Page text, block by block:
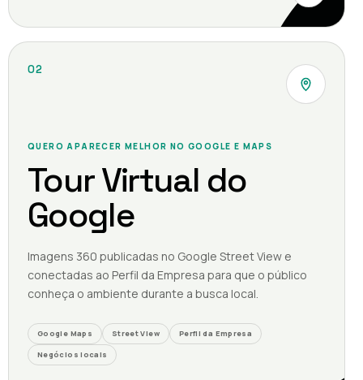
02
QUERO APARECER MELHOR NO GOOGLE E MAPS
Tour Virtual do
Google
Imagens 360 publicadas no Google Street View e
conectadas ao Perfil da Empresa para que o público
conheça o ambiente durante a busca local.
Google Maps Street View
Perfil da Empresa
Negócios locais